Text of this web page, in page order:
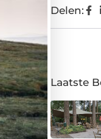
Delen:
Laatste